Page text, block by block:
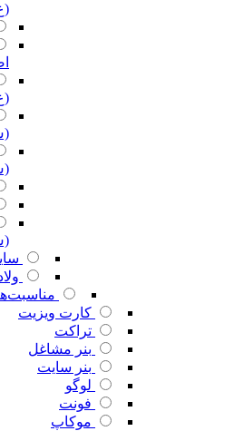
کارت ویزیت
تراکت
بنر مشاغل
بنر سایت
لوگو
فونت
موکاپ